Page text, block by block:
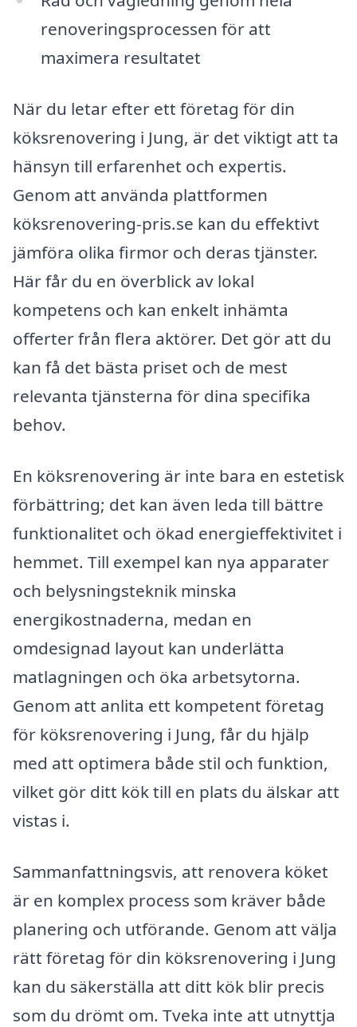
renoveringsprocessen för att
maximera resultatet
När du letar efter ett företag för din
köksrenovering i Jung, är det viktigt att ta
hänsyn till erfarenhet och expertis.
Genom att använda plattformen
köksrenovering-pris.se kan du effektivt
jämföra olika firmor och deras tjänster.
Här får du en överblick av lokal
kompetens och kan enkelt inhämta
offerter från flera aktörer. Det gör att du
kan få det bästa priset och de mest
relevanta tjänsterna för dina specifika
behov.
En köksrenovering är inte bara en estetisk
förbättring; det kan även leda till bättre
funktionalitet och ökad energieffektivitet i
hemmet. Till exempel kan nya apparater
och belysningsteknik minska
energikostnaderna, medan en
omdesignad layout kan underlätta
matlagningen och öka arbetsytorna.
Genom att anlita ett kompetent företag
för köksrenovering i Jung, får du hjälp
med att optimera både stil och funktion,
vilket gör ditt kök till en plats du älskar att
vistas i.
Sammanfattningsvis, att renovera köket
är en komplex process som kräver både
planering och utförande. Genom att välja
rätt företag för din köksrenovering i Jung
kan du säkerställa att ditt kök blir precis
som du drömt om. Tveka inte att utnyttja